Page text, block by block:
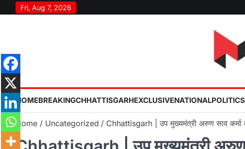
to
Fri, Aug 7, 2026
HOMEBREAKINGCHHATTISGARHEXCLUSIVENATIONALPOLITICS
Home Uncategorized Chhattisgarh | उप मुख्यमंत्री अरुण साव कर्मा